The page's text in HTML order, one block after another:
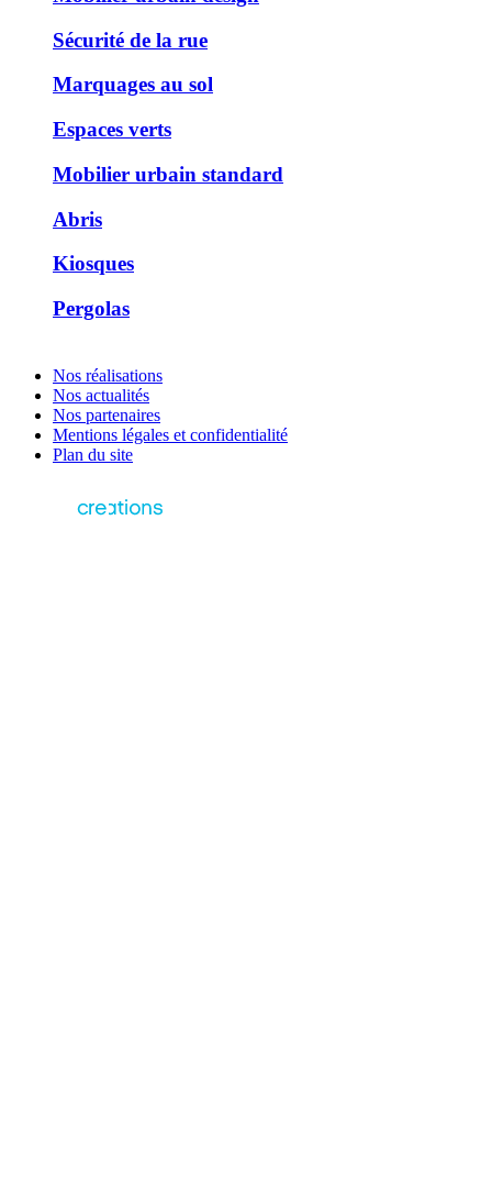
Sécurité de la rue
Marquages au sol
Espaces verts
Mobilier urbain standard
Abris
Kiosques
Pergolas
Nos réalisations
Nos actualités
Nos partenaires
Mentions légales et confidentialité
Plan du site